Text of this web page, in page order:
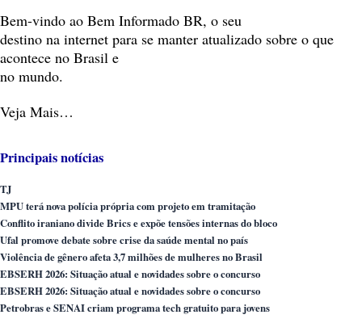
Bem-vindo ao Bem Informado BR, o seu
destino na internet para se manter atualizado sobre o que
acontece no Brasil e
no mundo.
Veja Mais…
Principais notícias
TJ
MPU terá nova polícia própria com projeto em tramitação
Conflito iraniano divide Brics e expõe tensões internas do bloco
Ufal promove debate sobre crise da saúde mental no país
Violência de gênero afeta 3,7 milhões de mulheres no Brasil
EBSERH 2026: Situação atual e novidades sobre o concurso
EBSERH 2026: Situação atual e novidades sobre o concurso
Petrobras e SENAI criam programa tech gratuito para jovens